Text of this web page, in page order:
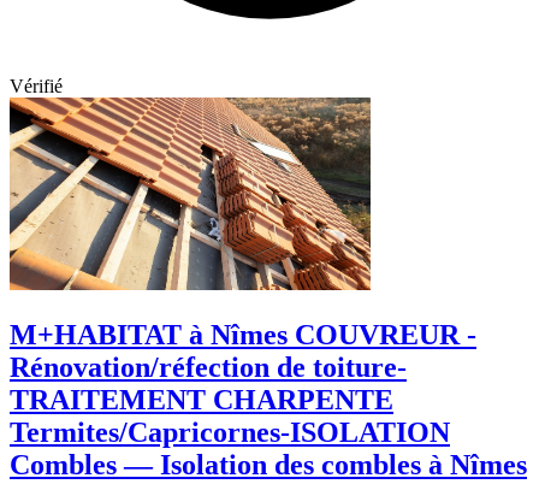
Vérifié
M+HABITAT à Nîmes COUVREUR -
Rénovation/réfection de toiture-
TRAITEMENT CHARPENTE
Termites/Capricornes-ISOLATION
Combles — Isolation des combles à Nîmes